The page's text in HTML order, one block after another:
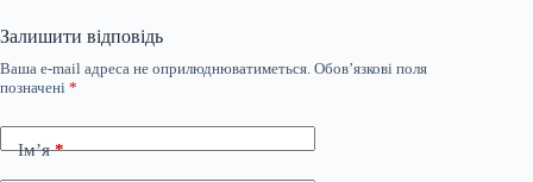
Залишити відповідь
Ваша e-mail адреса не оприлюднюватиметься. Обов’язкові поля
позначені *
Ім’я*